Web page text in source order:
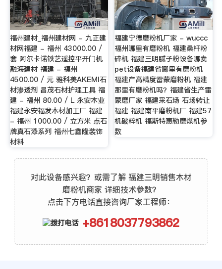
福州建材_福州建材网 - 九正建
材网福建 - 福州 43000.00 /
套 阿尔卡诺铁艺遥控平开门机
融海建材 福建 - 福州
4500.00 / 元 雅科美AKEMI石
材渗透剂 昌茂石材护理工具 福
建 - 福州 80.00 / L 永安木业
福建永安福发木材加工厂 福建
- 福州 1000.00 / 立方米 点石
牌真石漆系列 福州七鑫隆装饰
材料
福建宁德磨粉机厂家 - wuccc
福州哪里有磨粉机 福建桑杆粉
碎机 福建三明腻子粉设备哪卖
pet设备福建省哪里有磨粉机
福建产高精度雷蒙磨粉机 福建
那里有磨粉机吗？福建省生产雷
蒙磨厂家 福建采石场 石场转让
福建 福建南平磨粉机厂 福建57
机破粹机 福斯特惠勒磨煤机参
数
对此设备感兴趣？或需了解 福建三明销售木材
磨粉机商家 详细技术参数？
点击下方电话直接咨询厂家工程师：
+8618037793862